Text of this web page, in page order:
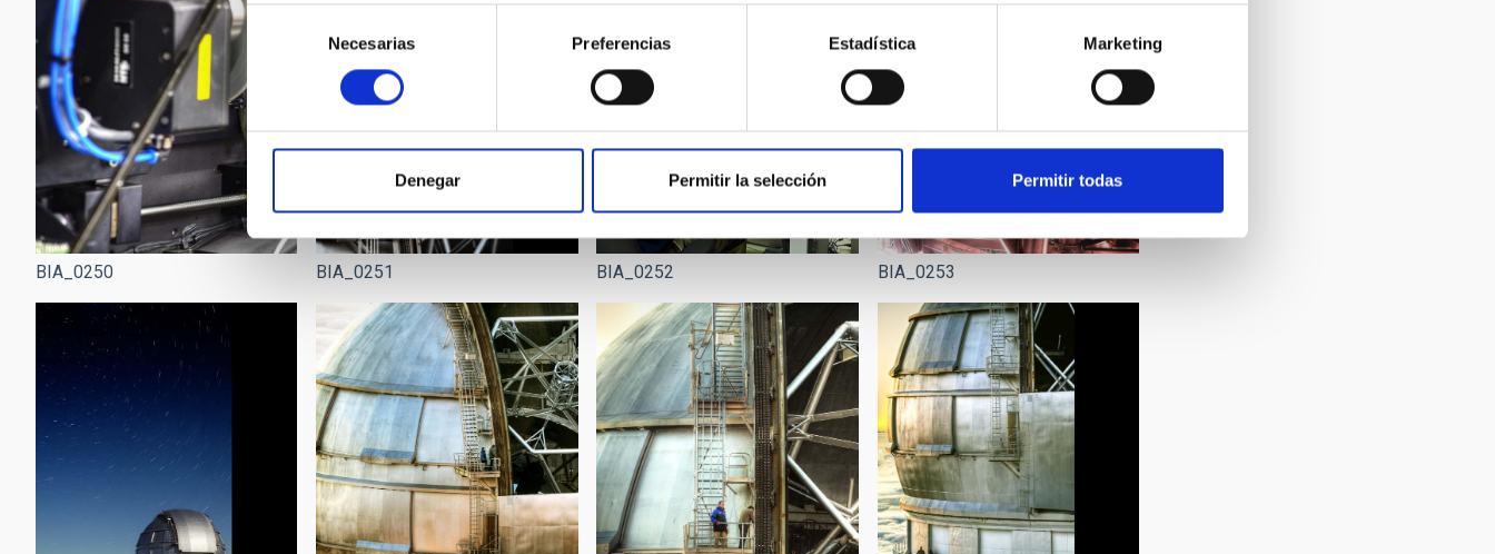
Selección
consentimiento
Necesarias Preferencias Estadística Marketing
Denegar Permitir la selección Permitir todas
BIA_0250 BIA_0251 BIA_0252 BIA_0253